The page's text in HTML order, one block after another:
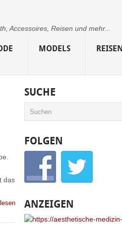
Accessoires, Reisen und mehr...
MODELS REISEN
das
SUCHE
FOLGEN
ANZEIGEN